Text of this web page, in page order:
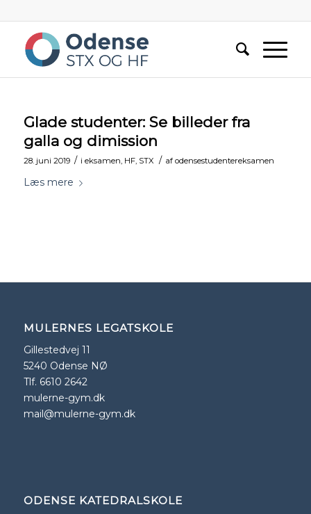
Glade studenter: Se billeder fra
galla og dimission
28. juni 2019 / i eksamen, HF, STX / af odensestudentereksamen
Læs mere
MULERNES LEGATSKOLE
Gillestedvej 11
5240 Odense NØ
Tlf. 6610 2642
mulerne-gym.dk
mail@mulerne-gym.dk
ODENSE KATEDRALSKOLE